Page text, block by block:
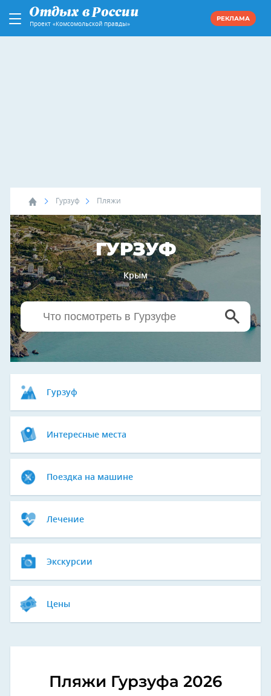
Проект «Комсомольской правды»
РЕКЛАМА
Гурзуф Пляжи
ГУРЗУФ
Крым
Гурзуф
Интересные места
Поездка на машине
Лечение
Экскурсии
Цены
Пляжи Гурзуфа 2026